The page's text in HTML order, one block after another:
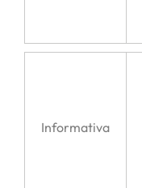
Informativa